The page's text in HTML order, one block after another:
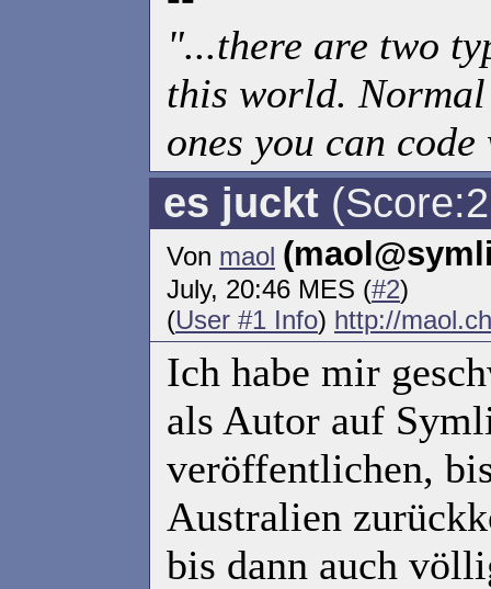
"...there are two
this world.
ones you can
es juckt
Von maol
July, 20:46 MES (#2)
(User #1 Info) http://
Ich habe mir
als Autor auf
veröffentlichen,
Australien
bis dann auch